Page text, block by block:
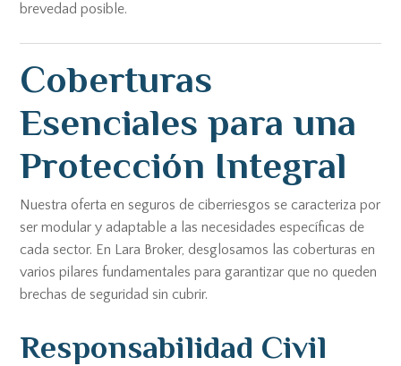
brevedad posible.
Coberturas
Esenciales para una
Protección Integral
Nuestra oferta en seguros de ciberriesgos se caracteriza por
ser modular y adaptable a las necesidades específicas de
cada sector. En Lara Broker, desglosamos las coberturas en
varios pilares fundamentales para garantizar que no queden
brechas de seguridad sin cubrir.
Responsabilidad Civil